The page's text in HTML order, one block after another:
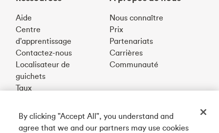
Aide
Centre
d’apprentissage
Contactez-nous
Localisateur de
guichets
Taux
Nous connaître
Prix
Partenariats
Carrières
Communauté
Téléchargez notre appli
By clicking "Accept All", you understand and
agree that we and our partners may use cookies